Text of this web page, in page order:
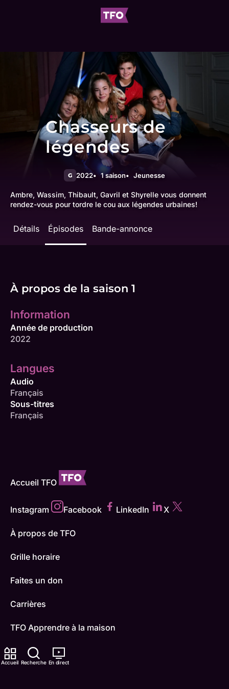
Accueil Recherche En direct
Chasseurs de
légendes
G 2022 1 saison Jeunesse
Ambre, Wassim, Thibault, Gavril et Shyrelle vous donnent
rendez-vous pour tordre le cou aux légendes urbaines!
Détails Épisodes Bande-annonce
À propos de la saison 1
Information
Année de production
2022
Langues
Audio
Français
Sous-titres
Français
Accueil TFO
Instagram Facebook LinkedIn X
À propos de TFO
Grille horaire
Faites un don
Carrières
TFO Apprendre à la maison
Comment nous capter